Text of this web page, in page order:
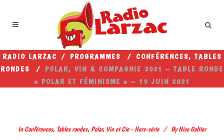
RADIO LARZAC / PROGRAMMES / CONFÉRENCES, TABLES
RONDES
/ POLAR, VIN & COMPAGNIE 2021 – TABLE RONDE
« POLAR ET FÉMINISME » – 19 JUIN 2021
In Conférences, Tables rondes, Polar, Vin et Cie - Hors-série By Nico Galtier